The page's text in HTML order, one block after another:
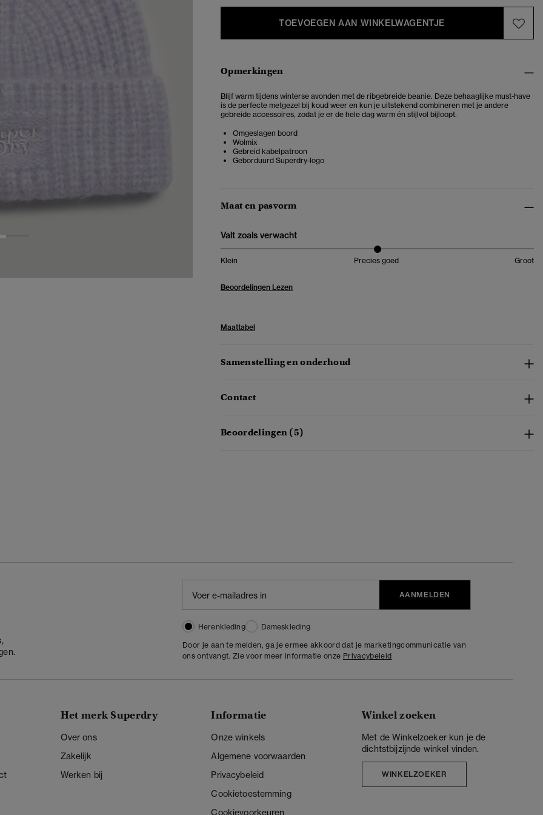
TOEVOEGEN AAN WINKELWAGENTJE
Opmerkingen
Blijf warm tijdens winterse avonden met de ribgebreide beanie. Deze behaaglijke must-have
is de perfecte metgezel bij koud weer en kun je uitstekend combineren met je andere
gebreide accessoires, zodat je er de hele dag warm én stijlvol bijloopt.
Omgeslagen boord
Wolmix
Gebreid kabelpatroon
Geborduurd Superdry-logo
Maat en pasvorm
Valt zoals verwacht
Klein Precies goed Groot
Beoordelingen Lezen
Maattabel
Samenstelling en onderhoud
Contact
Beoordelingen (5)
AANMELDEN
Herenkleding
Dameskleding
Door je aan te melden, ga je ermee akkoord dat je marketingcommunicatie van
ons ontvangt. Zie voor meer informatie onze Privacybeleid
Het merk Superdry
Over ons
Zakelijk
Werken bij
Informatie
Onze winkels
Algemene voorwaarden
Privacybeleid
Cookietoestemming
Cookievoorkeuren
Winkel zoeken
Met de Winkelzoeker kun je de
dichtstbijzijnde winkel vinden.
WINKELZOEKER